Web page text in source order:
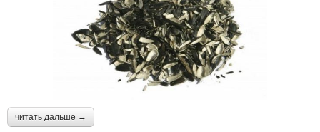
читать дальше →